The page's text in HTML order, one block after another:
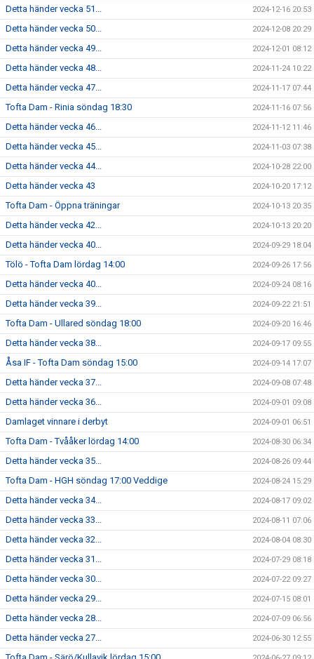
Detta händer vecka 51... 2024-12-16 20:53
Detta händer vecka 50... 2024-12-08 20:29
Detta händer vecka 49... 2024-12-01 08:12
Detta händer vecka 48... 2024-11-24 10:22
Detta händer vecka 47... 2024-11-17 07:44
Tofta Dam - Rinia söndag 18:30 2024-11-16 07:56
Detta händer vecka 46... 2024-11-12 11:46
Detta händer vecka 45... 2024-11-03 07:38
Detta händer vecka 44... 2024-10-28 22:00
Detta händer vecka 43 2024-10-20 17:12
Tofta Dam - Öppna träningar 2024-10-13 20:35
Detta händer vecka 42... 2024-10-13 20:20
Detta händer vecka 40... 2024-09-29 18:04
Tölö - Tofta Dam lördag 14:00 2024-09-26 17:56
Detta händer vecka 40... 2024-09-24 08:16
Detta händer vecka 39... 2024-09-22 21:51
Tofta Dam - Ullared söndag 18:00 2024-09-20 16:46
Detta händer vecka 38... 2024-09-17 09:55
Åsa IF - Tofta Dam söndag 15:00 2024-09-14 17:07
Detta händer vecka 37... 2024-09-08 07:48
Detta händer vecka 36... 2024-09-01 09:08
Damlaget vinnare i derbyt 2024-09-01 06:51
Tofta Dam - Tvååker lördag 14:00 2024-08-30 06:34
Detta händer vecka 35... 2024-08-26 09:44
Tofta Dam - HGH söndag 17:00 Veddige 2024-08-24 15:29
Detta händer vecka 34... 2024-08-17 09:02
Detta händer vecka 33... 2024-08-11 07:06
Detta händer vecka 32... 2024-08-04 08:30
Detta händer vecka 31... 2024-07-29 08:18
Detta händer vecka 30... 2024-07-22 09:27
Detta händer vecka 29... 2024-07-15 08:01
Detta händer vecka 28... 2024-07-09 06:56
Detta händer vecka 27... 2024-06-30 12:55